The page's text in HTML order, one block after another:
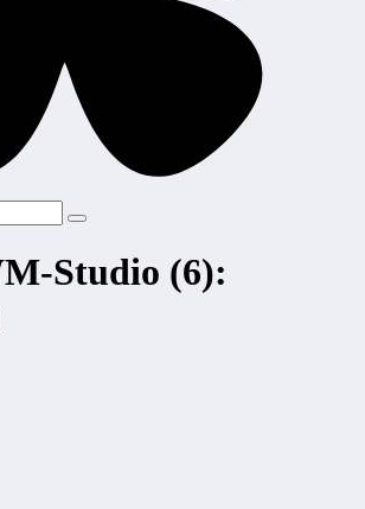
Studio (6):